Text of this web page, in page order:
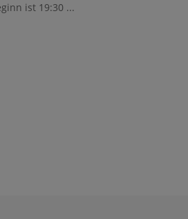
ist 19:30 ...